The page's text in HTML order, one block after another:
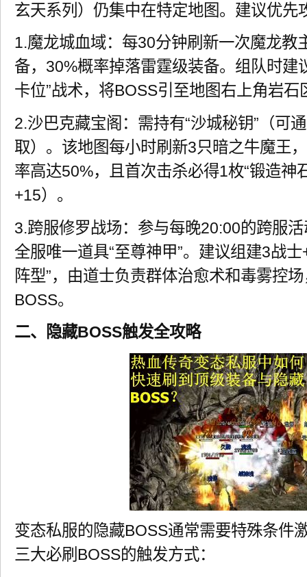
玄天系列）仍集中在特定地图。建议优先
1.魔龙城血域：每30分钟刷新一次魔龙教
备，30%概率掉落雷霆级装备。组队时建
卡位”战术，将BOSS引至地图右上角岩
2.沙巴克藏宝阁：需持有“沙城秘钥”（可
取）。该地图每小时刷新3只暗之牛魔王
率高达50%，且首次击杀必得1枚“锻造神
+15）。
3.跨服修罗战场：参与每晚20:00的跨服
全服唯一道具“至尊神甲”。建议组建3战
阵型”，由道士负责群体治愈术和毒雾控
BOSS。
二、隐藏BOSS触发全攻略
变态私服的隐藏BOSS通常需要特殊条件
三大必刷BOSS的触发方式：